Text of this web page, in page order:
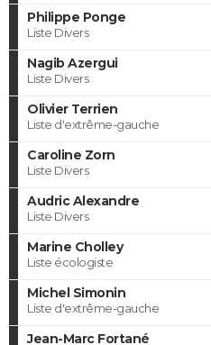
Philippe Ponge
Liste Divers
Nagib Azergui
Liste Divers
Olivier Terrien
Liste d'extrême-gauche
Caroline Zorn
Liste Divers
Audric Alexandre
Liste Divers
Marine Cholley
Liste écologiste
Michel Simonin
Liste d'extrême-gauche
Jean-Marc Fortané